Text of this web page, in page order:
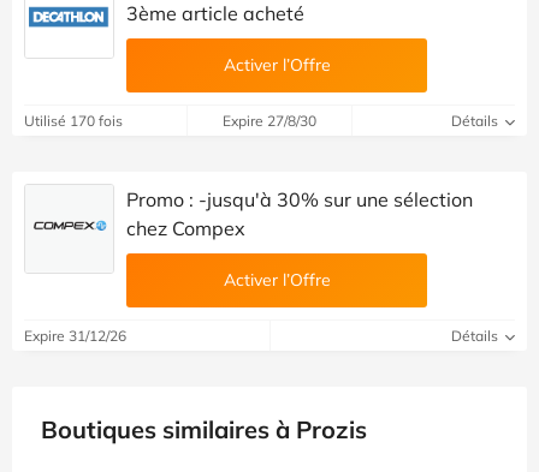
3ème article acheté
Activer l’Offre
Utilisé 170 fois Expire 27/8/30 Détails
Promo : -jusqu'à 30% sur une sélection
chez Compex
Activer l’Offre
Expire 31/12/26 Détails
Boutiques similaires à Prozis